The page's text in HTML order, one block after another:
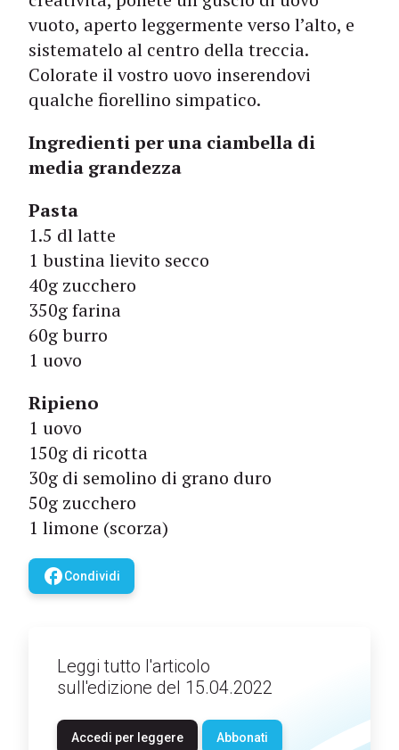
vuoto, aperto leggermente verso l’alto, e
sistematelo al centro della treccia.
Colorate il vostro uovo inserendovi
qualche fiorellino simpatico.
Ingredienti per una ciambella di
media grandezza
Pasta
1.5 dl latte
1 bustina lievito secco
40g zucchero
350g farina
60g burro
1 uovo
Ripieno
1 uovo
150g di ricotta
30g di semolino di grano duro
50g zucchero
1 limone (scorza)
facebookCondividi
Leggi tutto l'articolo
sull'edizione del 15.04.2022
Accedi per leggere Abbonati